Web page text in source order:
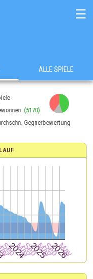
☰
ALLE SPIELE
(5170)
Gegnerbewertung